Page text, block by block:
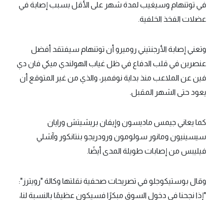
في توتنهام وسيغيب لمدة شهر على الأقل بسبب إصابة في
عضلات الفخذ الخلفية.
وتعني إصابة الأرجنتيني روميرو أن توتنهام سيفتقد أفضل
عنصرين في قلب الدفاع في ظل غياب الهولندي ميكي فان دي
فين عن الملاعب منذ بداية نوفمبر، والذي من غير المتوقع أن
يعود حتى الشهر المقبل.
كما يعاني جيمس ماديسون وإيفان بريشيتش ورايان
سيسينيون ومانور سولومون ورودريجو بنتانكور وآشلي
فيليبس من إصابات طويلة المدى أيضًا.
وقال بوستيكوجلو في تصريحات صحفية نقلتها وكالة "رويترز":
"إذا نجحنا في دخول السوق مبكرًا فسيكون عظيمًا بالنسبة لنا،